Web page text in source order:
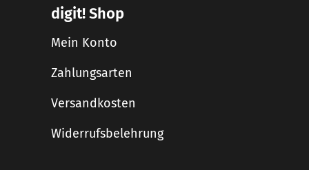
digit! Shop
Mein Konto
Zahlungsarten
Versandkosten
Widerrufsbelehrung